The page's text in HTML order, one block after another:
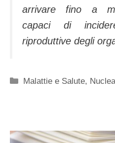
arrivare fino a
capaci di
riproduttive degli
Categorie
Malattie e Salute,